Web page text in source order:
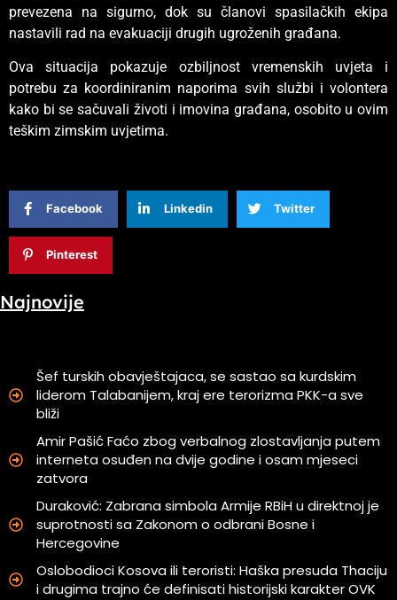
prevezena na sigurno, dok su članovi spasilačkih ekipa
nastavili rad na evakuaciji drugih ugroženih građana.
Ova situacija pokazuje ozbiljnost vremenskih uvjeta i
potrebu za koordiniranim naporima svih službi i volontera
kako bi se sačuvali životi i imovina građana, osobito u ovim
teškim zimskim uvjetima.
Facebook Linkedin Twitter
Pinterest
Najnovije
Šef turskih obavještajaca, se sastao sa kurdskim
liderom Talabanijem, kraj ere terorizma PKK-a sve
bliži
Amir Pašić Faćo zbog verbalnog zlostavljanja putem
interneta osuđen na dvije godine i osam mjeseci
zatvora
Duraković: Zabrana simbola Armije RBiH u direktnoj je
suprotnosti sa Zakonom o odbrani Bosne i
Hercegovine
Oslobodioci Kosova ili teroristi: Haška presuda Thaciju
i drugima trajno će definisati historijski karakter OVK